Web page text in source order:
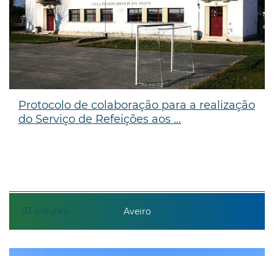
03 outubro
Protocolo de colaboração para a realização
do Serviço de Refeições aos ...
Aveiro